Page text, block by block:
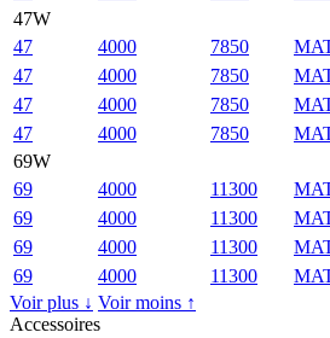
47W
47
4000 7850
47
4000 7850
47
4000 7850
47
4000 7850
69W
69
4000 11300
69
4000 11300
69
4000 11300
69
4000 11300
Voir plus ↓ Voir moins ↑
Accessoires